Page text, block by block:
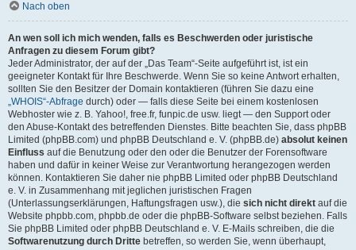
Nach oben
An wen soll ich mich wenden, falls es Beschwerden oder juristische
Anfragen zu diesem Forum gibt?
Jeder Administrator, der auf der „Das Team“-Seite aufgeführt ist, ist ein
geeigneter Kontakt für Ihre Beschwerde. Wenn Sie so keine Antwort erhalten,
sollten Sie den Besitzer der Domain kontaktieren (führen Sie dazu eine
„WHOIS“-Abfrage durch) oder — falls diese Seite bei einem kostenlosen
Webhoster wie z. B. Yahoo!, free.fr, funpic.de usw. liegt — den Support oder
den Abuse-Kontakt des betreffenden Dienstes. Bitte beachten Sie, dass phpBB
Limited (phpBB.com) und phpBB Deutschland e. V. (phpBB.de) absolut keinen
Einfluss auf die Benutzung oder den oder die Benutzer der Forensoftware
haben und dafür in keiner Weise zur Verantwortung herangezogen werden
können. Kontaktieren Sie daher nie phpBB Limited oder phpBB Deutschland
e. V. in Zusammenhang mit jeglichen juristischen Fragen
(Unterlassungserklärungen, Haftungsfragen usw.), die sich nicht direkt auf die
Website phpbb.com, phpbb.de oder die phpBB-Software selbst beziehen. Falls
Sie phpBB Limited oder phpBB Deutschland e. V. E-Mails schreiben, die die
Softwarenutzung durch Dritte betreffen, so werden Sie, wenn überhaupt,